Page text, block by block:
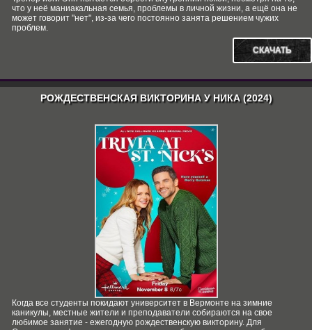
что у неё маниакальная семья, проблемы в личной жизни, а ещё она не
может говорит "нет", из-за чего постоянно занята решением чужих
проблем.
СКАЧАТЬ
РОЖДЕСТВЕНСКАЯ ВИКТОРИНА У НИКА (2024)
Когда все студенты покидают университет в Вермонте на зимние
каникулы, местные жители и преподаватели собираются на свое
любимое занятие - ежегодную рождественскую викторину. Для